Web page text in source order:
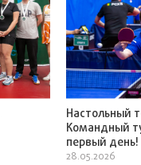
Настольный
Командный
первый день!
28.05.2026